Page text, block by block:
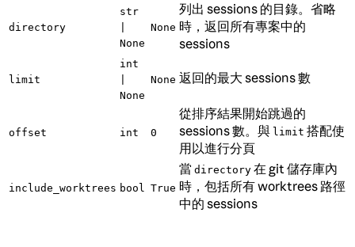
directory
str
None
None
列出 sessions 的目錄。省略
時，返回所有專案中的
sessions
limit
int
None
None 返回的最大 sessions 數
offset int 0
從排序結果開始跳過的
sessions 數。與 limit 搭配使
用以進行分頁
include_worktrees bool True
當 directory 在 git 儲存庫內
時，包括所有 worktrees 路徑
中的 sessions